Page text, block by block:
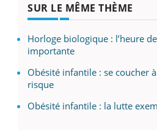
SUR LE MÊME THÈME
Horloge biologique : l’heure
importante
Obésité infantile : se coucher
risque
Obésité infantile : la lutte